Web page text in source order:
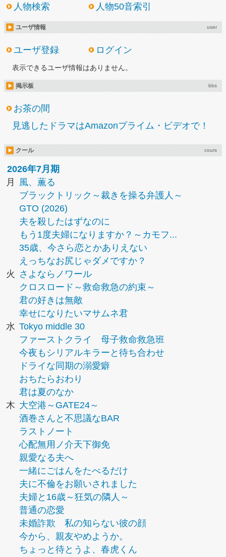
人物検索
人物50音索引
ユーザ情報 user
ユーザ登録 ログイン
表示できるユーザ情報はありません。
掲示板 bbs
お茶の間
見逃したドラマはAmazonプライム・ビデオで！
クール cours
2026年7月期
月
風、薫る
ブラックトリック～裁きを操る弁護人～
GTO (2026)
夫を殺したはずなのに
もう1度夫婦になりますか？～カモフ...
35歳、今さら恋とかありえない
えっちなお尻じゃダメですか？
火
さよならノワール
クロスロード～救命救急の約束～
君の好きは無敵
幸せになりたいマサムネ君
水 Tokyo middle 30
ファーストクライ 母子救命救急班
今夜もシリアルキラーと待ち合わせ
ドライな同期の溺愛癖
おちたらおわり
君は夏のなか
木 大空港～GATE24～
酒巻さんと不思議なBAR
ラストノート
心配無用ノ介天下御免
親愛なる夫へ
一緒にごはんをたべるだけ
夫に不倫をお願いされました
夫婦と16歳～狂気の隣人～
普通の恋愛
未婚詐欺 私の知らない彼の顔
今から、親友やめようか。
ちょっと待とうよ、春虎くん